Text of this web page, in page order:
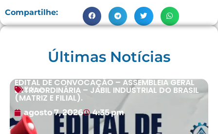
Compartilhe:
Últimas Notícias
Editais
EDITAL DE CONVOCAÇÃO – ASSEMBLEIA GERAL
EXTRAORDINÁRIA – JABIL INDUSTRIAL DO BRASIL
(MATRIZ E FILIAL).
agosto 7, 2026 4:35 pm